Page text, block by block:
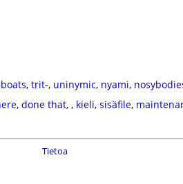
, trit-, uninymic, nyami,
done that, , kieli, sisäfile,
Tietoa